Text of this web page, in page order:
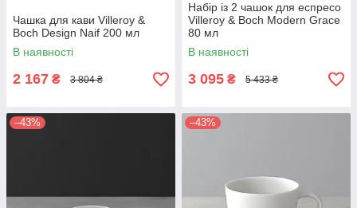
Чашка для кави Villeroy &
Boch Design Naif 200 мл
В наявності
2 167 ₴ 3 804 ₴
Набір із 2 чашок для еспресо
Villeroy & Boch Modern Grace
80 мл
В наявності
3 095 ₴ 5 433 ₴
–43% –43%